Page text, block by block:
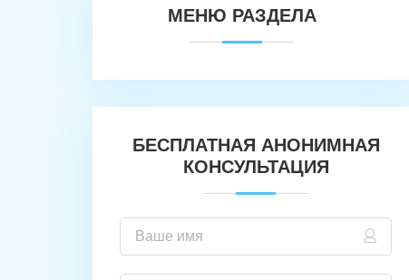
МЕНЮ РАЗДЕЛА
БЕСПЛАТНАЯ АНОНИМНАЯ
КОНСУЛЬТАЦИЯ